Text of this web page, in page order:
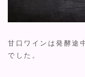
甘口ワインは発酵途
でした。